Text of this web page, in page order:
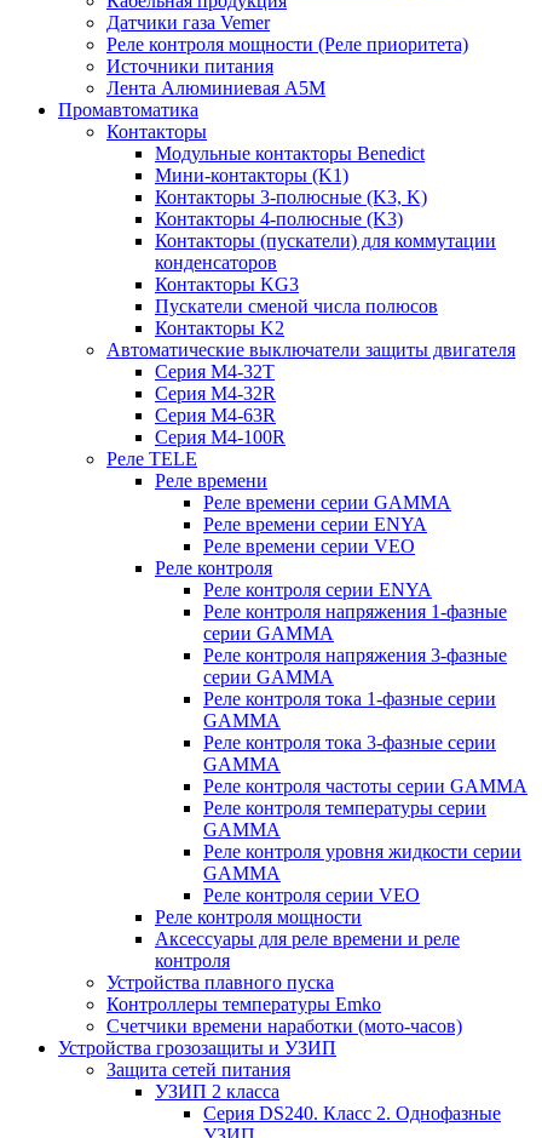
Датчики газа Vemer
Реле контроля мощности (Реле приоритета)
Источники питания
Лента Алюминиевая А5М
Промавтоматика
Контакторы
Модульные контакторы Benedict
Мини-контакторы (K1)
Контакторы 3-полюсные (K3, K)
Контакторы 4-полюсные (K3)
Контакторы (пускатели) для коммутации
конденсаторов
Контакторы KG3
Пускатели сменой числа полюсов
Контакторы K2
Автоматические выключатели защиты двигателя
Серия M4-32T
Серия M4-32R
Серия M4-63R
Серия M4-100R
Реле TELE
Реле времени
Реле времени серии GAMMA
Реле времени серии ENYA
Реле времени серии VEO
Реле контроля
Реле контроля серии ENYA
Реле контроля напряжения 1-фазные
серии GAMMA
Реле контроля напряжения 3-фазные
серии GAMMA
Реле контроля тока 1-фазные серии
GAMMA
Реле контроля тока 3-фазные серии
GAMMA
Реле контроля частоты серии GAMMA
Реле контроля температуры серии
GAMMA
Реле контроля уровня жидкости серии
GAMMA
Реле контроля серии VEO
Реле контроля мощности
Аксессуары для реле времени и реле
контроля
Устройства плавного пуска
Контроллеры температуры Emko
Счетчики времени наработки (мото-часов)
Устройства грозозащиты и УЗИП
Защита сетей питания
УЗИП 2 класса
Серия DS240. Класс 2. Однофазные